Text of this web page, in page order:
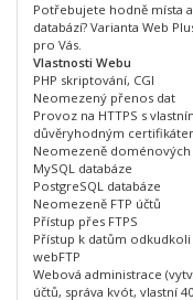
Potřebujete hodně místa
databází? Varianta Web
pro Vás.
Vlastnosti Webu
PHP skriptování, CGI
Neomezený přenos dat
Provoz na HTTPS s
důvěryhodným
Neomezeně doménových
MySQL databáze
PostgreSQL databáze
Neomezeně FTP účtů
Přístup přes FTPS
Přístup k datům odkudkoli
webFTP
Webová administrace
účtů, správa kvót, vlastní